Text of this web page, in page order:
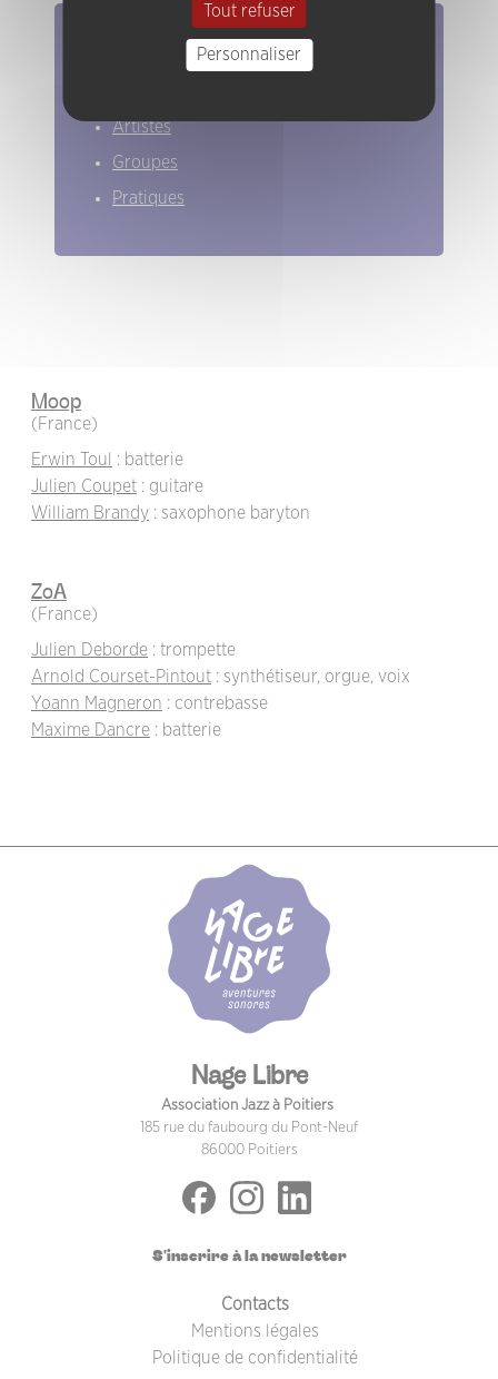
Elles/ils ont joué chez nous
Artistes
Groupes
Pratiques
Moop
(France)
Erwin Toul
: batterie
Julien Coupet : guitare
William Brandy : saxophone baryton
ZoA
(France)
Julien Deborde : trompette
Arnold Courset-Pintout : synthétiseur, orgue, voix
Yoann Magneron : contrebasse
Maxime Dancre : batterie
Contacts
Mentions légales
Politique de confidentialité
Nage Libre
Association Jazz à Poitiers
185 rue du faubourg du Pont-Neuf
86000 Poitiers
S'inscrire à la newsletter
Tout refuser
Personnaliser